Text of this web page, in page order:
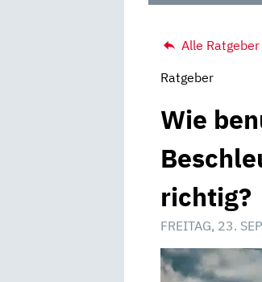
Alle Ratgeber
Ratgeber
Wie
richtig?
FREITAG, 23.